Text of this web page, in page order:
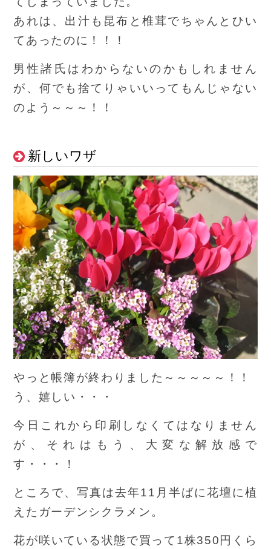
あれは、出汁も昆布と椎茸でちゃんとひい
てあったのに！！！
男性諸氏はわからないのかもしれません
が、何でも捨てりゃいいってもんじゃない
のよう～～～！！
新しいワザ
やっと帳簿が終わりました～～～～～！！
う、嬉しい・・・
今日これから印刷しなくてはなりません
が、それはもう、大変な解放感で
す・・・！
ところで、写真は去年11月半ばに花壇に植
えたガーデンシクラメン。
花が咲いている状態で買って1株350円くら